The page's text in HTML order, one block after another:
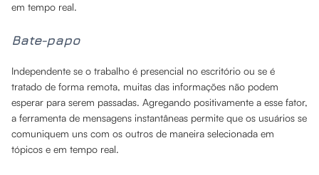
em tempo real.
Bate-papo
Independente se o trabalho é presencial no escritório ou se é
tratado de forma remota, muitas das informações não podem
esperar para serem passadas. Agregando positivamente a esse fator,
a ferramenta de mensagens instantâneas permite que os usuários se
comuniquem uns com os outros de maneira selecionada em
tópicos e em tempo real.